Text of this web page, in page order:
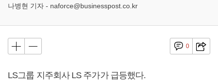
나병현 기자 - naforce@businesspost.co.kr
0
LS그룹 지주회사 LS 주가가 급등했다.